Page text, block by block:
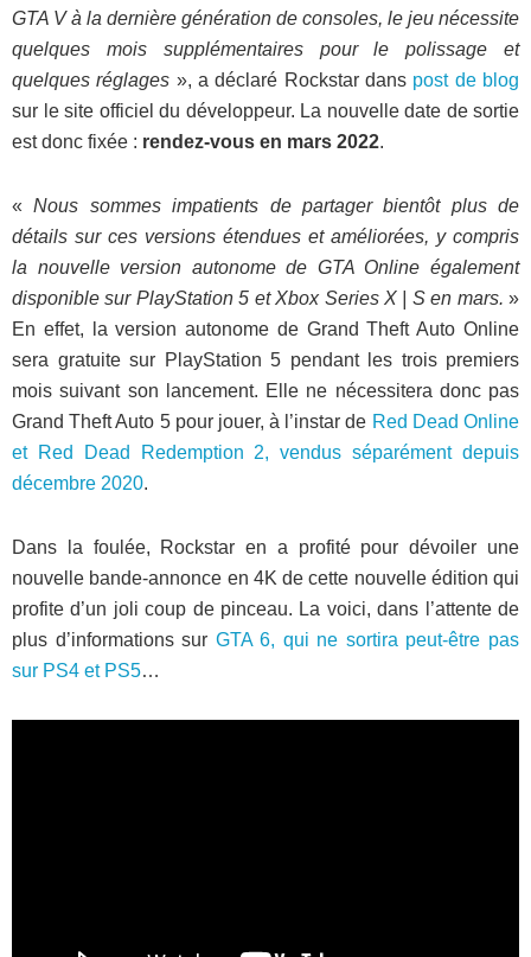
GTA V à la dernière génération de consoles, le jeu nécessite
quelques mois supplémentaires pour le polissage et
quelques réglages », a déclaré Rockstar dans post de blog
sur le site officiel du développeur. La nouvelle date de sortie
est donc fixée : rendez-vous en mars 2022.
«Nous sommes impatients de partager bientôt plus de
détails sur ces versions étendues et améliorées, y compris
la nouvelle version autonome de GTA Online également
disponible sur PlayStation 5 et Xbox Series X | S en mars. »
En effet, la version autonome de Grand Theft Auto Online
sera gratuite sur PlayStation 5 pendant les trois premiers
mois suivant son lancement. Elle ne nécessitera donc pas
Grand Theft Auto 5 pour jouer, à l’instar de Red Dead Online
et Red Dead Redemption 2, vendus séparément depuis
décembre 2020.
Dans la foulée, Rockstar en a profité pour dévoiler une
nouvelle bande-annonce en 4K de cette nouvelle édition qui
profite d’un joli coup de pinceau. La voici, dans l’attente de
plus d’informations sur GTA 6, qui ne sortira peut-être pas
sur PS4 et PS5…